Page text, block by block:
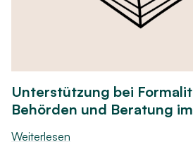
Unterstützung bei
Behörden und Beratung
Weiterlesen